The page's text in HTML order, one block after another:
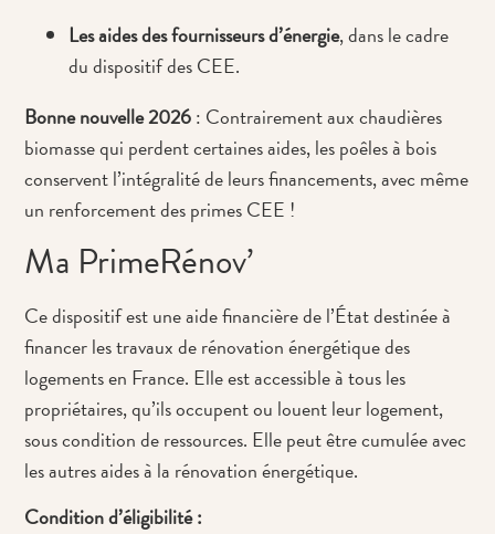
Les aides des fournisseurs d’énergie, dans le cadre
du dispositif des CEE.
Bonne nouvelle 2026: Contrairement aux chaudières
biomasse qui perdent certaines aides, les poêles à bois
conservent l’intégralité de leurs financements, avec même
un renforcement des primes CEE !
Ma PrimeRénov’
Ce dispositif est une aide financière de l’État destinée à
financer les travaux de rénovation énergétique des
logements en France. Elle est accessible à tous les
propriétaires, qu’ils occupent ou louent leur logement,
sous condition de ressources. Elle peut être cumulée avec
les autres aides à la rénovation énergétique.
Condition d’éligibilité :